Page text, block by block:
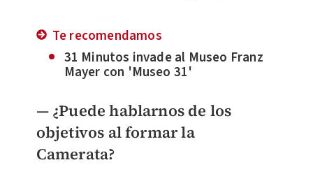
Te recomendamos
31 Minutos invade al Museo Franz
Mayer con 'Museo 31'
— ¿Puede hablarnos de los
objetivos al formar la
Camerata?